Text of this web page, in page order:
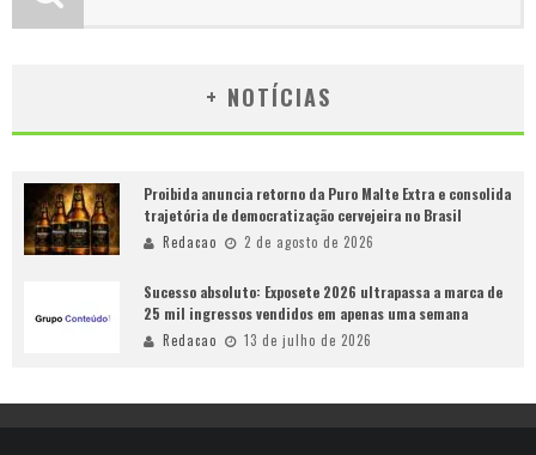
+ NOTÍCIAS
Proibida anuncia retorno da Puro Malte Extra e consolida
trajetória de democratização cervejeira no Brasil
Redacao 2 de agosto de 2026
Sucesso absoluto: Exposete 2026 ultrapassa a marca de
25 mil ingressos vendidos em apenas uma semana
Redacao 13 de julho de 2026